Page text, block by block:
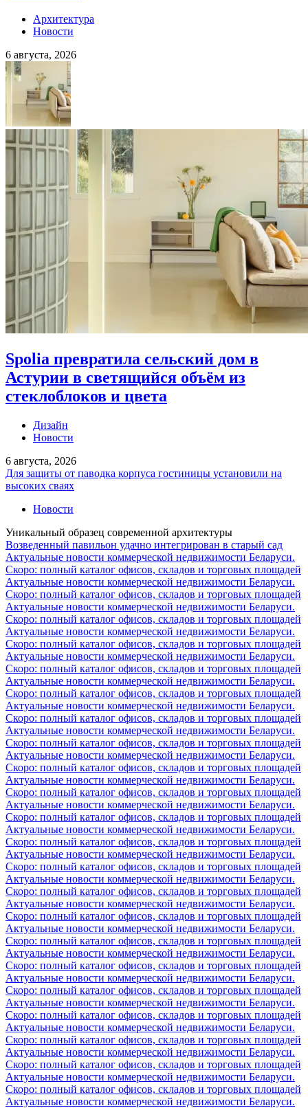
Архитектура
Новости
6 августа, 2026
Spolia превратила сельский дом в
Астурии в светящийся объём из
стеклоблоков и цвета
Дизайн
Новости
6 августа, 2026
Для защиты от паводка корпуса гостиницы установили на
высоких сваях
Новости
Уникальный образец современной архитектуры
Возведенный павильон удачно интегрирован в старый сад
Актуальные новости коммерческой недвижимости Беларуси.
Скоро: полный каталог офисов, складов и торговых площадей
Актуальные новости коммерческой недвижимости Беларуси.
Скоро: полный каталог офисов, складов и торговых площадей
Актуальные новости коммерческой недвижимости Беларуси.
Скоро: полный каталог офисов, складов и торговых площадей
Актуальные новости коммерческой недвижимости Беларуси.
Скоро: полный каталог офисов, складов и торговых площадей
Актуальные новости коммерческой недвижимости Беларуси.
Скоро: полный каталог офисов, складов и торговых площадей
Актуальные новости коммерческой недвижимости Беларуси.
Скоро: полный каталог офисов, складов и торговых площадей
Актуальные новости коммерческой недвижимости Беларуси.
Скоро: полный каталог офисов, складов и торговых площадей
Актуальные новости коммерческой недвижимости Беларуси.
Скоро: полный каталог офисов, складов и торговых площадей
Актуальные новости коммерческой недвижимости Беларуси.
Скоро: полный каталог офисов, складов и торговых площадей
Актуальные новости коммерческой недвижимости Беларуси.
Скоро: полный каталог офисов, складов и торговых площадей
Актуальные новости коммерческой недвижимости Беларуси.
Скоро: полный каталог офисов, складов и торговых площадей
Актуальные новости коммерческой недвижимости Беларуси.
Скоро: полный каталог офисов, складов и торговых площадей
Актуальные новости коммерческой недвижимости Беларуси.
Скоро: полный каталог офисов, складов и торговых площадей
Актуальные новости коммерческой недвижимости Беларуси.
Скоро: полный каталог офисов, складов и торговых площадей
Актуальные новости коммерческой недвижимости Беларуси.
Скоро: полный каталог офисов, складов и торговых площадей
Актуальные новости коммерческой недвижимости Беларуси.
Скоро: полный каталог офисов, складов и торговых площадей
Актуальные новости коммерческой недвижимости Беларуси.
Скоро: полный каталог офисов, складов и торговых площадей
Актуальные новости коммерческой недвижимости Беларуси.
Скоро: полный каталог офисов, складов и торговых площадей
Актуальные новости коммерческой недвижимости Беларуси.
Скоро: полный каталог офисов, складов и торговых площадей
Актуальные новости коммерческой недвижимости Беларуси.
Скоро: полный каталог офисов, складов и торговых площадей
Актуальные новости коммерческой недвижимости Беларуси.
Скоро: полный каталог офисов, складов и торговых площадей
Актуальные новости коммерческой недвижимости Беларуси.
Скоро: полный каталог офисов, складов и торговых площадей
Актуальные новости коммерческой недвижимости Беларуси.